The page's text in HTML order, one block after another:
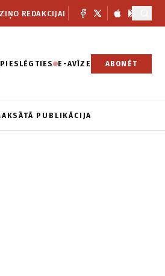
ZIŅO REDAKCIJAI
PIESLĒGTIES E-AVĪZE ABONĒT
PUBLIKĀCIJA